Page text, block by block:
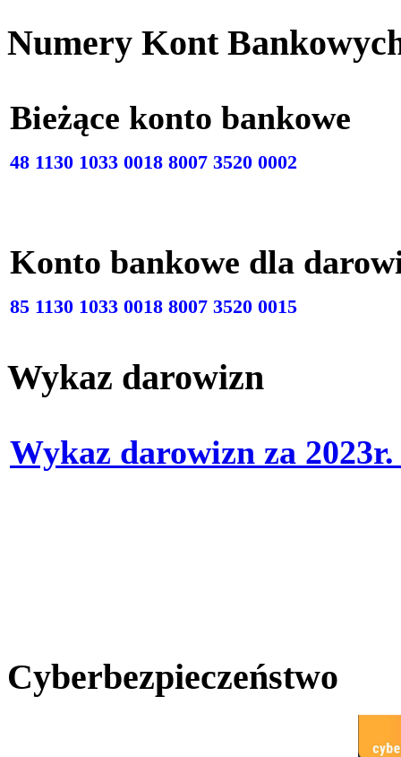
Numery Kont
Bieżące konto
48 1130 1033 0018 8007 3520 0002
Konto bankowe dla
85 1130 1033 0018 8007 3520 0015
Wykaz darowizn
Wykaz darowizn za
Cyberbezpieczeństwo